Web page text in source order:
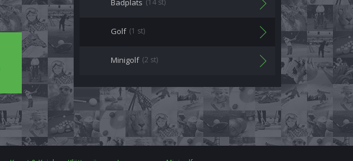
Badplats (14 st)
Golf (1 st)
Minigolf (2 st)